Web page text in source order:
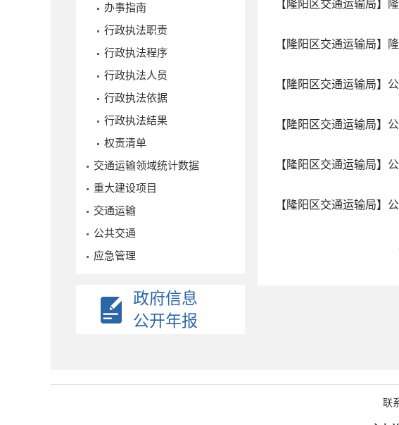
办事指南
行政执法职责
行政执法程序
行政执法人员
行政执法依据
行政执法结果
权责清单
交通运输领域统计数据
重大建设项目
交通运输
公共交通
应急管理
政府信息
公开年报
【隆阳区交通运输局】
【隆阳区交通运输局】
【隆阳区交通运输局】
【隆阳区交通运输局】
【隆阳区交通运输局】
【隆阳区交通运输局】
联